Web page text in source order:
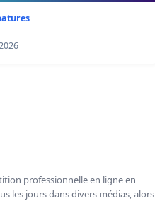
professionnelle en ligne en
les jours dans divers médias, alors